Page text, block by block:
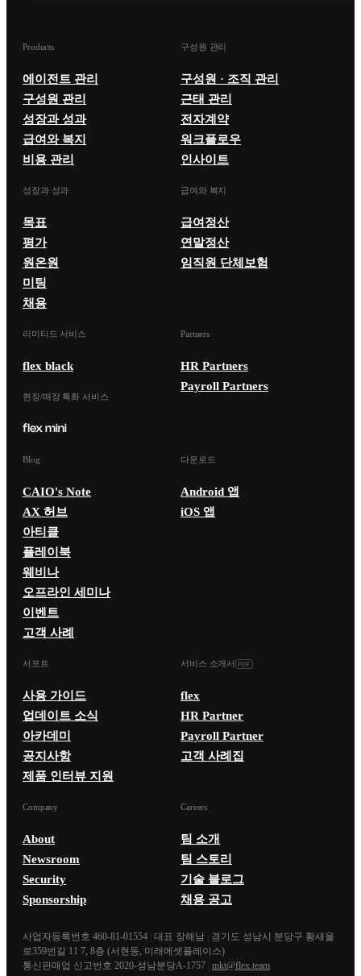
Products
에이전트 관리
구성원 관리
성장과 성과
급여와 복지
비용 관리
구성원 관리
구성원 · 조직 관리
근태 관리
전자계약
워크플로우
인사이트
성장과 성과
목표
평가
원온원
미팅
채용
급여와 복지
급여정산
연말정산
임직원 단체보험
리미티드 서비스
flex black
현장/매장 특화 서비스
Partners
HR Partners
Payroll Partners
Blog
CAIO's Note
AX 허브
아티클
플레이북
웨비나
오프라인 세미나
이벤트
고객 사례
다운로드
Android 앱
iOS 앱
서포트
사용 가이드
업데이트 소식
아카데미
공지사항
제품 인터뷰 지원
서비스 소개서
flex
HR Partner
Payroll Partner
고객 사례집
Company
About
Newsroom
Security
Sponsorship
Careers
팀 소개
팀 스토리
기술 블로그
채용 공고
사업자등록번호 460-81-01554 대표 장해남
경기도 성남시 분당구 황새울
로359번길 11 7, 8층 (서현동, 미래에셋플레이스)
통신판매업 신고번호 2020-성남분당A-1757 mkt@flex.team